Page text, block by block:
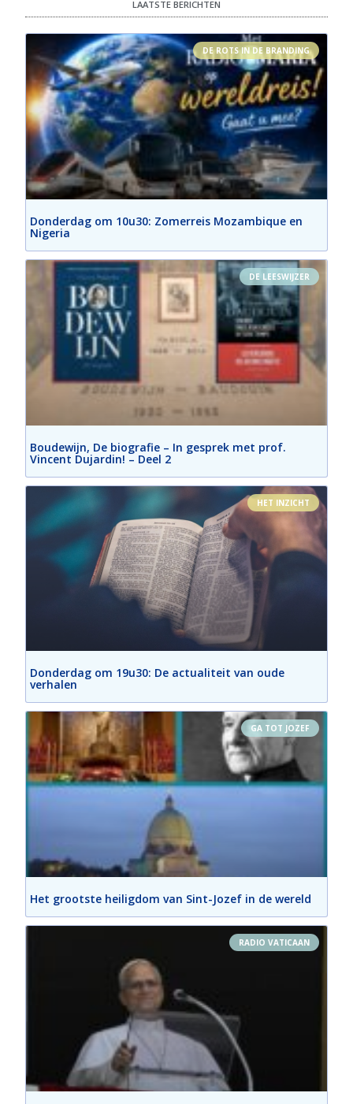
LAATSTE BERICHTEN
DE ROTS IN DE BRANDING
Donderdag om 10u30: Zomerreis Mozambique en
Nigeria
DE LEESWIJZER
Boudewijn, De biografie – In gesprek met prof.
Vincent Dujardin! – Deel 2
HET INZICHT
Donderdag om 19u30: De actualiteit van oude
verhalen
GA TOT JOZEF
Het grootste heiligdom van Sint-Jozef in de wereld
RADIO VATICAAN